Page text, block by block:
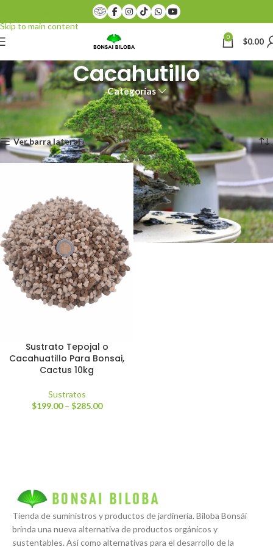
Skip to main content
0 $0.00
Cacahutillo
Categorías
Inicio Productos etiquetados “Cacahutillo”
Mostrando el único resultado
Ver barra lateral
Sustrato Tepojal o
Cacahuatillo Para Bonsai,
Cactus 10kg
Sustratos
$199.00 – $285.00
Tienda de suministros y productos de jardinería. Biloba Bonsái
brinda una nueva alternativa de productos orgánicos y
sustentables. Así como alternativas para el desarrollo de la